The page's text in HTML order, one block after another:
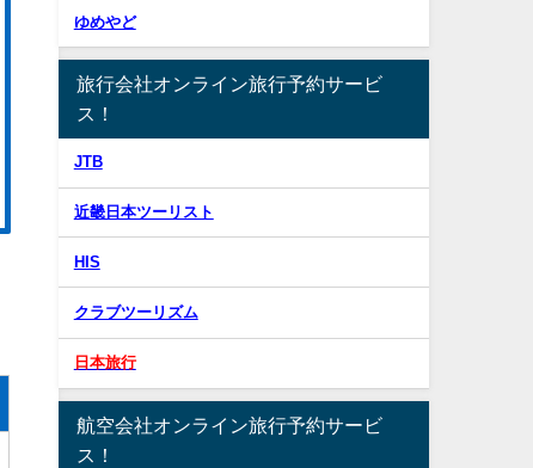
ゆめやど
旅行会社オンライン旅行予約サービ
ス！
JTB
近畿日本ツーリスト
HIS
クラブツーリズム
日本旅行
航空会社オンライン旅行予約サービ
ス！